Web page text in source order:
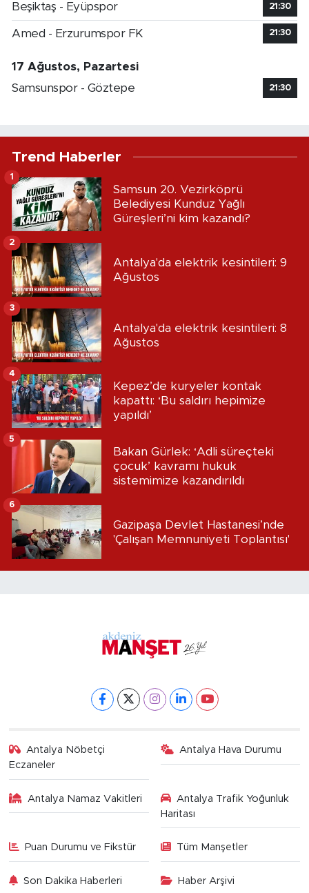
Beşiktaş - Eyüpspor 21:30
Amed - Erzurumspor FK 21:30
17 Ağustos, Pazartesi
Samsunspor - Göztepe
21:30
Trend Haberler
Samsun 20. Vezirköprü
Belediyesi Kunduz Yağlı
Güreşleri’ni kim kazandı?
1
Antalya'da elektrik kesintileri: 9
Ağustos
2
Antalya'da elektrik kesintileri: 8
Ağustos
3
Kepez’de kuryeler kontak
kapattı: ‘Bu saldırı hepimize
yapıldı’
4
Bakan Gürlek: ‘Adli süreçteki
çocuk’ kavramı hukuk
sistemimize kazandırıldı
5
Gazipaşa Devlet Hastanesi’nde
'Çalışan Memnuniyeti Toplantısı'
6
Antalya Nöbetçi
Eczaneler
Antalya Hava Durumu
Antalya Namaz Vakitleri
Antalya Trafik Yoğunluk
Haritası
Puan Durumu ve Fikstür Tüm Manşetler
Son Dakika Haberleri Haber Arşivi